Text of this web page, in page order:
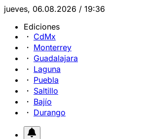
jueves, 06.08.2026 / 19:36
Ediciones
CdMx
Monterrey
Guadalajara
Laguna
Puebla
Saltillo
Bajío
Durango